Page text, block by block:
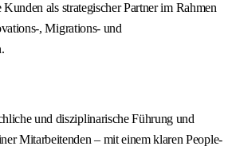
als strategischer Partner im Rahmen
, Migrations- und
und disziplinarische Führung und
Mitarbeitenden – mit einem klaren People-